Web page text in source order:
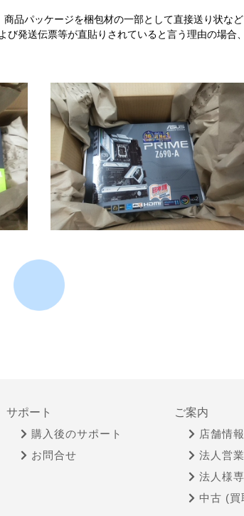
品パッケージを梱包材の一部として直接送り状な
発送伝票等が直貼りされていると言う理由の場合
サポート
購入後のサポート
お問合せ
ご案内
店舗情報
法人営
法人様
中古 (買